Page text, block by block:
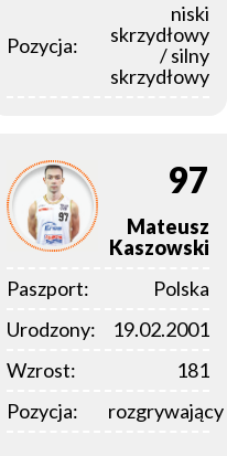
Pozycja:
niski
skrzydłowy
/ silny
skrzydłowy
97
Mateusz
Kaszowski
Paszport:
Polska
Urodzony:
19.02.2001
Wzrost:
181
Pozycja:
rozgrywający